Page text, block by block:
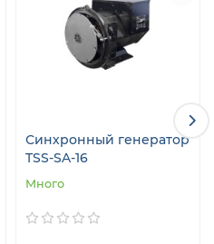
Синхронный генератор
TSS-SA-16
Много